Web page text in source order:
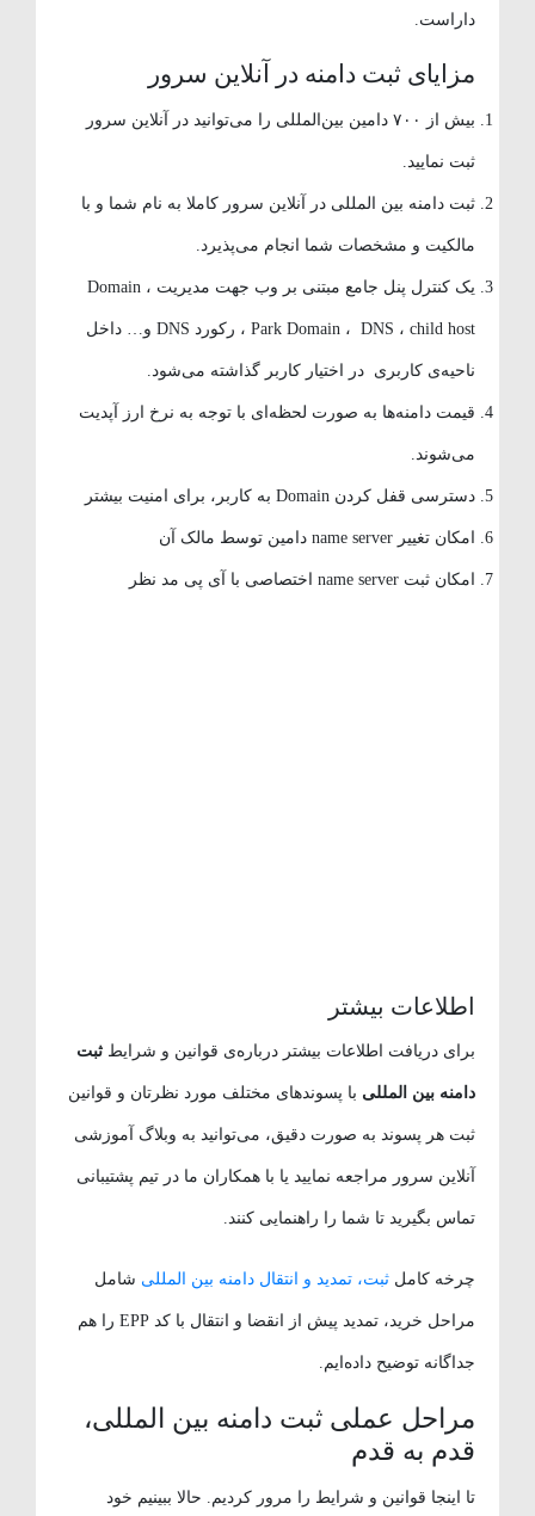
داراست.
مزایای ثبت دامنه در آنلاین سرور
بیش از ۷۰۰ دامین بین‌المللی را می‌توانید در آنلاین سرور
ثبت نمایید.
ثبت دامنه بین المللی در آنلاین سرور کاملا به نام شما و با
مالکیت و مشخصات شما انجام می‌پذیرد.
یک کنترل پنل جامع مبتنی بر وب جهت مدیریت Domain ،
Park Domain ، DNS ، child host ، رکورد DNS و… داخل
ناحیه‌ی کاربری در اختیار کاربر گذاشته می‌شود.
قیمت دامنه‌ها به صورت لحظه‌ای با توجه به نرخ ارز آپدیت
می‌شوند.
دسترسی قفل کردن Domain به کاربر، برای امنیت بیشتر
امکان تغییر name server دامین توسط مالک آن
امکان ثبت name server اختصاصی با آی پی مد نظر
اطلاعات بیشتر
برای دریافت اطلاعات بیشتر درباره‌ی قوانین و شرایطثبت
دامنه بین المللیبا پسوندهای مختلف مورد نظرتان و قوانین
ثبت هر پسوند به صورت دقیق، می‌توانید به وبلاگ آموزشی
آنلاین سرور مراجعه نمایید یا با همکاران ما در تیم پشتیبانی
تماس بگیرید تا شما را راهنمایی کنند.
چرخه کاملثبت، تمدید و انتقال دامنه بین المللیشامل
مراحل خرید، تمدید پیش از انقضا و انتقال با کد EPP را هم
جداگانه توضیح داده‌ایم.
مراحل عملی ثبت دامنه بین المللی،
قدم به قدم
تا اینجا قوانین و شرایط را مرور کردیم. حالا ببینیم خود